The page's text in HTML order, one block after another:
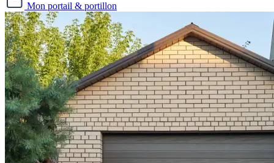
Mon portail & portillon